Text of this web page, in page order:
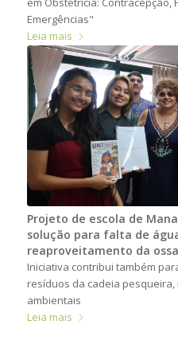
Emergências"
Leia mais
Projeto de escola de
solução para falta de
reaproveitamento da
Iniciativa contribui também
resíduos da cadeia
ambientais
Leia mais